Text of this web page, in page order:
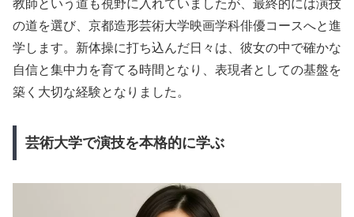
教師という道も視野に入れていましたが、最終的には演技
の道を選び、京都造形芸術大学映画学科俳優コースへと進
学します。新体操に打ち込んだ日々は、彼女の中で確かな
自信と集中力を育てる時間となり、表現者としての基盤を
築く大切な経験となりました。
芸術大学で演技を本格的に学ぶ